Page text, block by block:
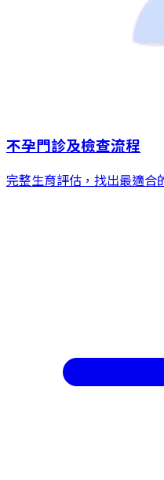
不孕門診及檢查流程
完整生育評估，找出最適合